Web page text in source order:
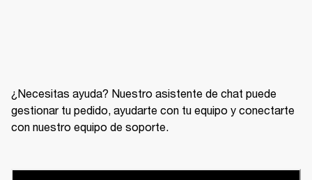
¿Necesitas ayuda? Nuestro asistente de chat puede
gestionar tu pedido, ayudarte con tu equipo y conectarte
con nuestro equipo de soporte.